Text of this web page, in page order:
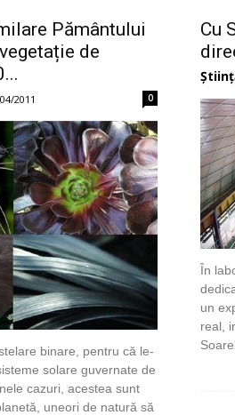
Pământului
de
2011 0
binare, pentru că le-
solare guvernate de
cazuri, acestea sunt
uneori de natură să
Cu
În
un
real,